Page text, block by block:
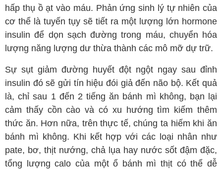
hấp thụ ồ ạt vào máu. Phản ứng sinh lý tự nhiên của
cơ thể là tuyến tụy sẽ tiết ra một lượng lớn hormone
insulin để dọn sạch đường trong máu, chuyển hóa
lượng năng lượng dư thừa thành các mô mỡ dự trữ.
Sự sụt giảm đường huyết đột ngột ngay sau đỉnh
insulin đó sẽ gửi tín hiệu đói giả đến não bộ. Kết quả
là, chỉ sau 1 đến 2 tiếng ăn bánh mì không, bạn lại
cảm thấy cồn cào và có xu hướng tìm kiếm thêm
thức ăn. Hơn nữa, trên thực tế, chúng ta hiếm khi ăn
bánh mì không. Khi kết hợp với các loại nhân như
pate, bơ, thịt nướng, chả lụa hay nước sốt đậm đặc,
tổng lượng calo của một ổ bánh mì thịt có thể dễ